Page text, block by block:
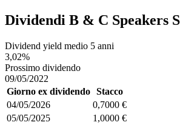
Dividendi B & C Speakers
Dividend yield medio 5 anni
3,02%
Prossimo dividendo
09/05/2022
Giorno ex dividendo Stacco
04/05/2026
0,7000 €
05/05/2025
1,0000 €